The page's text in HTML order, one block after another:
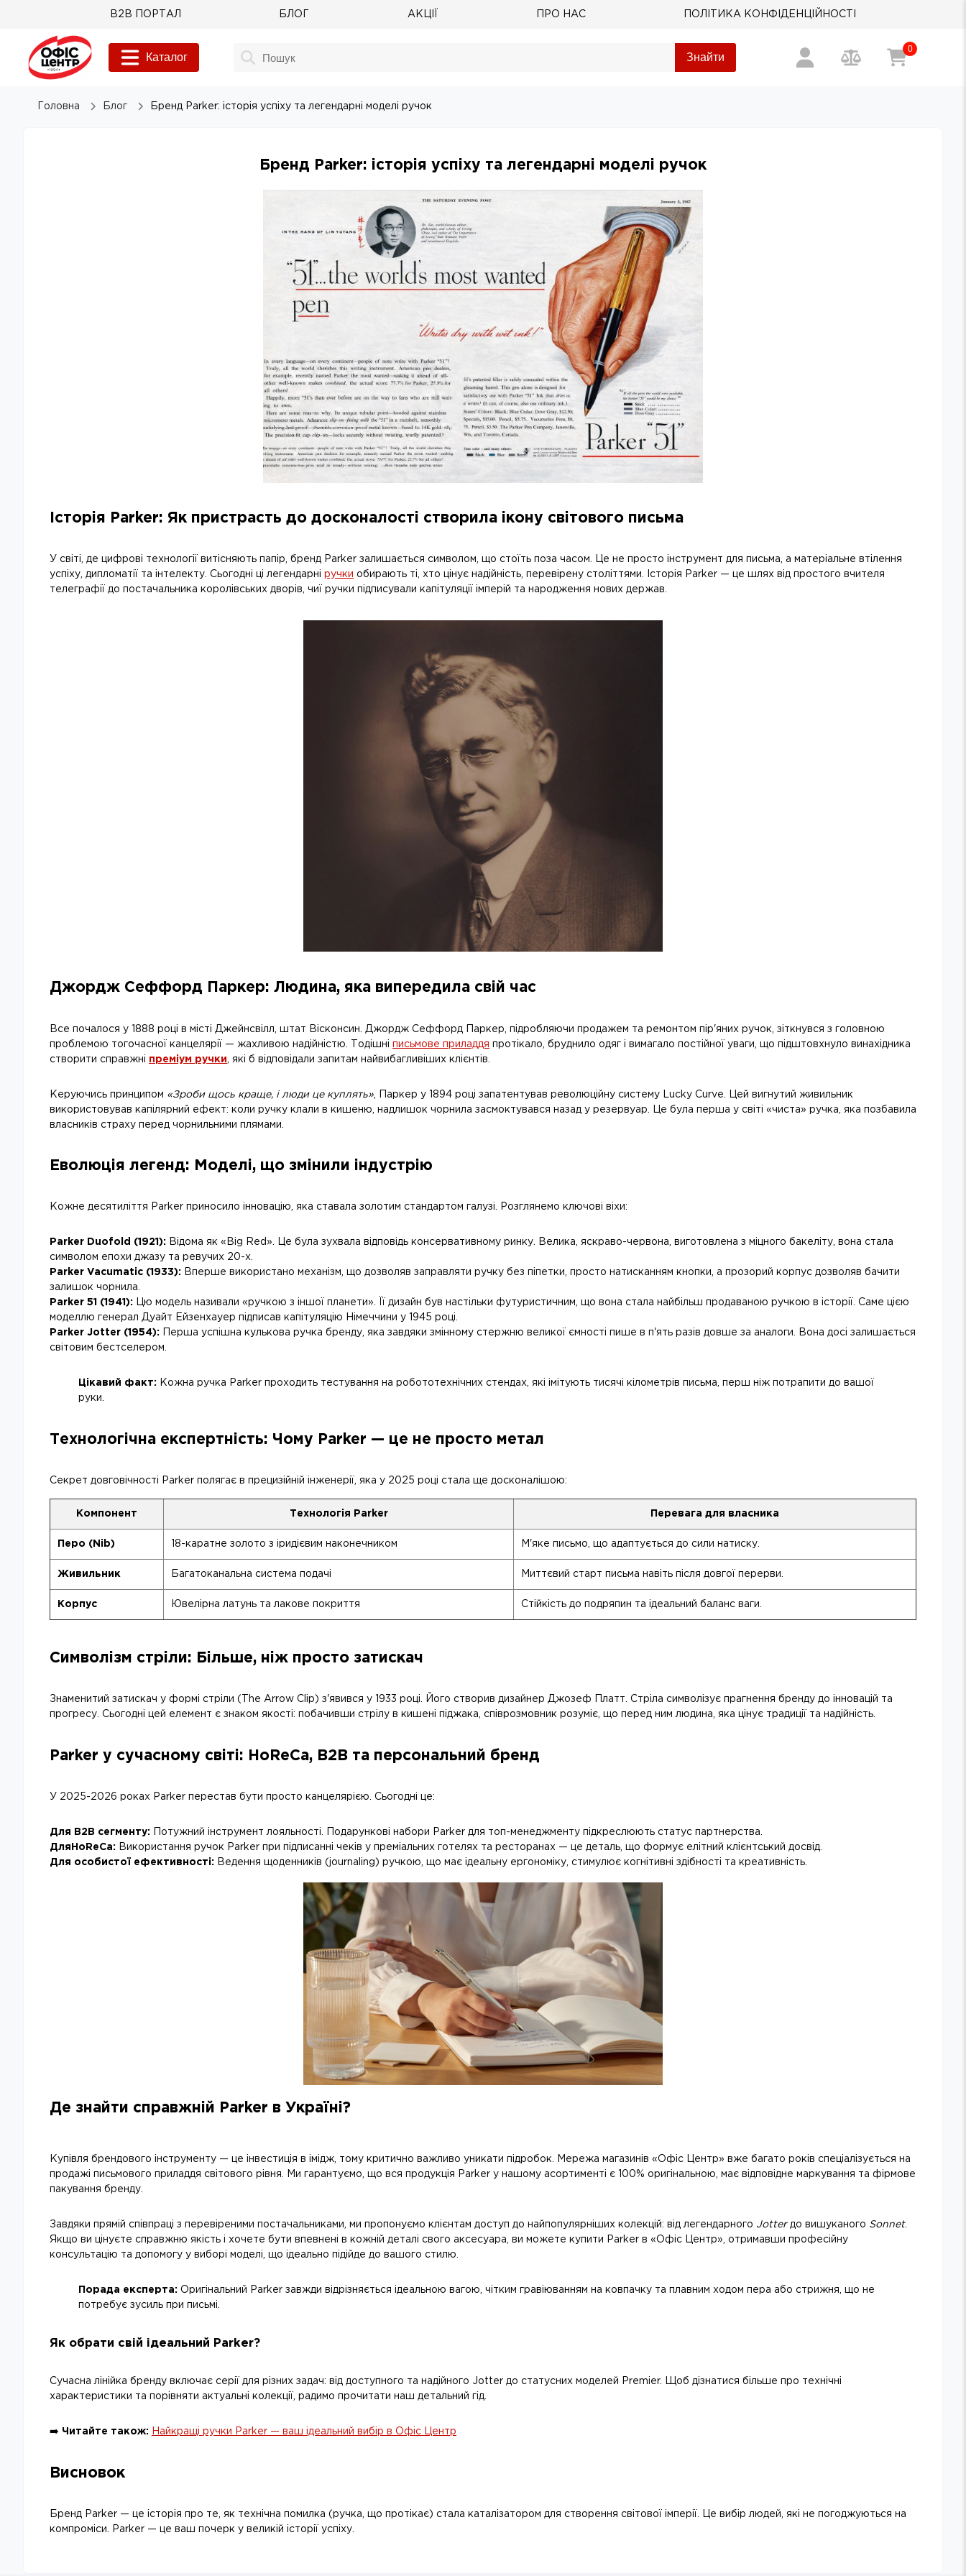
B2B ПОРТАЛ БЛОГ АКЦІЇ ПРО НАС ПОЛІТИКА КОНФІДЕНЦІЙНОСТІ
Каталог Знайти
0
Головна Блог Бренд Parker: історія успіху та легендарні моделі ручок
Бренд Parker: історія успіху та легендарні моделі ручок
Історія Parker: Як пристрасть до досконалості створила ікону світового письма
У світі, де цифрові технології витісняють папір, бренд Parker залишається символом, що стоїть поза часом. Це не просто інструмент для письма, а матеріальне втілення
успіху, дипломатії та інтелекту. Сьогодні ці легендарні
ручки обирають ті, хто цінує надійність, перевірену століттями. Історія Parker — це шлях від простого вчителя
телеграфії до постачальника королівських дворів, чиї ручки підписували капітуляції імперій та народження нових держав.
Джордж Сеффорд Паркер: Людина, яка випередила свій час
Все почалося у 1888 році в місті Джейнсвілл, штат Вісконсин. Джордж Сеффорд Паркер, підробляючи продажем та ремонтом пір'яних ручок, зіткнувся з головною
проблемою тогочасної канцелярії — жахливою надійністю. Тодішні письмове приладдя протікало, бруднило одяг і вимагало постійної уваги, що підштовхнуло винахідника
створити справжні преміум ручки , які б відповідали запитам найвибагливіших клієнтів.
Керуючись принципом «Зроби щось краще, і люди це куплять» , Паркер у 1894 році запатентував революційну систему Lucky Curve. Цей вигнутий живильник
використовував капілярний ефект: коли ручку клали в кишеню, надлишок чорнила засмоктувався назад у резервуар. Це була перша у світі «чиста» ручка, яка позбавила
власників страху перед чорнильними плямами.
Еволюція легенд: Моделі, що змінили індустрію
Кожне десятиліття Parker приносило інновацію, яка ставала золотим стандартом галузі. Розглянемо ключові віхи:
Parker Duofold (1921): Відома як «Big Red». Це була зухвала відповідь консервативному ринку. Велика, яскраво-червона, виготовлена з міцного бакеліту, вона стала
символом епохи джазу та ревучих 20-х.
Parker Vacumatic (1933): Вперше використано механізм, що дозволяв заправляти ручку без піпетки, просто натисканням кнопки, а прозорий корпус дозволяв бачити
залишок чорнила.
Parker 51 (1941): Цю модель називали «ручкою з іншої планети». Її дизайн був настільки футуристичним, що вона стала найбільш продаваною ручкою в історії. Саме цією
моделлю генерал Дуайт Ейзенхауер підписав капітуляцію Німеччини у 1945 році.
Parker Jotter (1954): Перша успішна кулькова ручка бренду, яка завдяки змінному стержню великої ємності пише в п'ять разів довше за аналоги. Вона досі залишається
світовим бестселером.
Цікавий факт: Кожна ручка Parker проходить тестування на робототехнічних стендах, які імітують тисячі кілометрів письма, перш ніж потрапити до вашої
руки.
Технологічна експертність: Чому Parker — це не просто метал
Секрет довговічності Parker полягає в прецизійній інженерії, яка у 2025 році стала ще досконалішою:
Компонент Технологія Parker Перевага для власника
Перо (Nib) 18-каратне золото з іридієвим наконечником М'яке письмо, що адаптується до сили натиску.
Живильник Багатоканальна система подачі Миттєвий старт письма навіть після довгої перерви.
Корпус Ювелірна латунь та лакове покриття Стійкість до подряпин та ідеальний баланс ваги.
Символізм стріли: Більше, ніж просто затискач
Знаменитий затискач у формі стріли (The Arrow Clip) з'явився у 1933 році. Його створив дизайнер Джозеф Платт. Стріла символізує прагнення бренду до інновацій та
прогресу. Сьогодні цей елемент є знаком якості: побачивши стрілу в кишені піджака, співрозмовник розуміє, що перед ним людина, яка цінує традиції та надійність.
Parker у сучасному світі: HoReCa, B2B та персональний бренд
У 2025-2026 роках Parker перестав бути просто канцелярією. Сьогодні це:
Для B2B сегменту: Потужний інструмент лояльності. Подарункові набори Parker для топ-менеджменту підкреслюють статус партнерства.
ДляHoReCa: Використання ручок Parker при підписанні чеків у преміальних готелях та ресторанах — це деталь, що формує елітний клієнтський досвід.
Для особистої ефективності: Ведення щоденників (journaling) ручкою, що має ідеальну ергономіку, стимулює когнітивні здібності та креативність.
Де знайти справжній Parker в Україні?
Купівля брендового інструменту — це інвестиція в імідж, тому критично важливо уникати підробок. Мережа магазинів «Офіс Центр» вже багато років спеціалізується на
продажі письмового приладдя світового рівня. Ми гарантуємо, що вся продукція Parker у нашому асортименті є 100% оригінальною, має відповідне маркування та фірмове
пакування бренду.
Завдяки прямій співпраці з перевіреними постачальниками, ми пропонуємо клієнтам доступ до найпопулярніших колекцій: від легендарного Jotterдо вишуканого Sonnet.
Якщо ви цінуєте справжню якість і хочете бути впевнені в кожній деталі свого аксесуара, ви можете купити Parker в «Офіс Центр», отримавши професійну
консультацію та допомогу у виборі моделі, що ідеально підійде до вашого стилю.
Порада експерта: Оригінальний Parker завжди відрізняється ідеальною вагою, чітким гравіюванням на ковпачку та плавним ходом пера або стрижня, що не
потребує зусиль при письмі.
Як обрати свій ідеальний Parker?
Сучасна лінійка бренду включає серії для різних задач: від доступного та надійного Jotter до статусних моделей Premier. Щоб дізнатися більше про технічні
характеристики та порівняти актуальні колекції, радимо прочитати наш детальний гід.
➡️ Читайте також: Найкращі ручки Parker — ваш ідеальний вибір в Офіс Центр
Висновок
Бренд Parker — це історія про те, як технічна помилка (ручка, що протікає) стала каталізатором для створення світової імперії. Це вибір людей, які не погоджуються на
компроміси. Parker — це ваш почерк у великій історії успіху.